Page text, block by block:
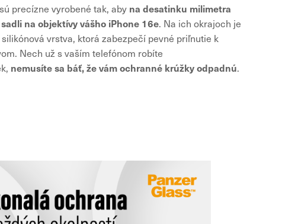
precízne vyrobené tak, aby na desatinku milimetra
na objektívy vášho iPhone 16e. Na ich okrajoch je
vrstva, ktorá zabezpečí pevné priľnutie k
Nech už s vaším telefónom robíte
nemusíte sa báť, že vám ochranné krúžky odpadnú.